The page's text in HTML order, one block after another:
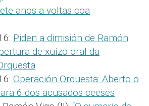
anos a voltas coa
Piden a dimisión de Ramón
de xuízo oral da
Operación Orquesta: Aberto o
6 dos acusados ceeses